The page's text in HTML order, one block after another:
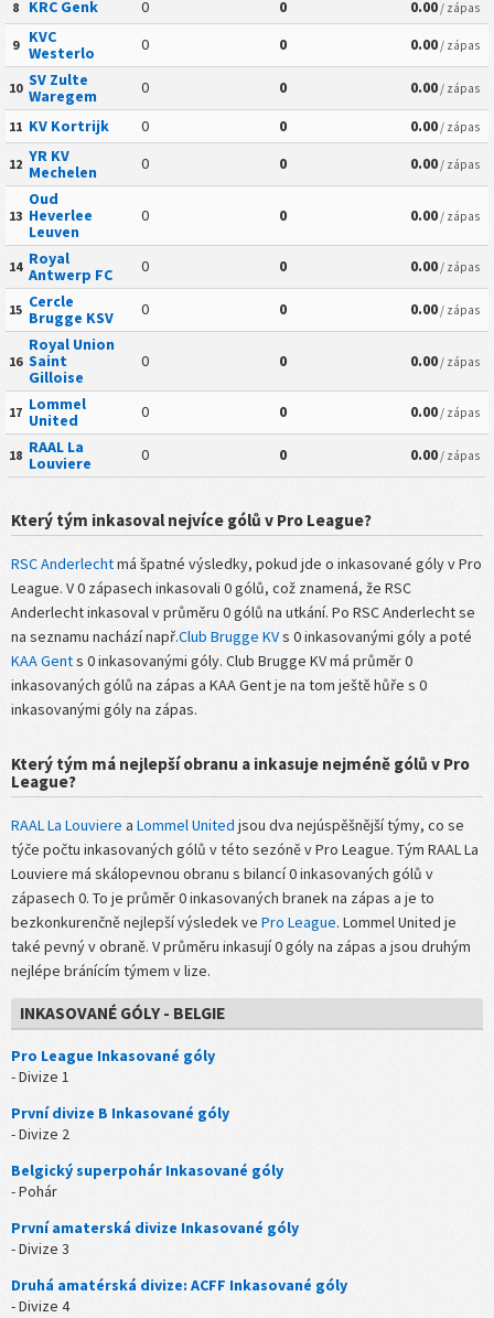
8 KRC Genk 0 0 0.00/ zápas
9
KVC
Westerlo
0 0 0.00/ zápas
10 SV Zulte
Waregem
0 0 0.00/ zápas
11 KV Kortrijk 0 0 0.00/ zápas
12 YR KV
Mechelen
0 0 0.00/ zápas
13
Oud
Heverlee
Leuven
0 0 0.00/ zápas
14 Royal
Antwerp FC
0 0 0.00/ zápas
15 Cercle
Brugge KSV
0 0 0.00/ zápas
16
Royal Union
Saint
Gilloise
0 0 0.00/ zápas
17 Lommel
United
0 0 0.00/ zápas
18 RAAL La
Louviere
0 0 0.00/ zápas
Který tým inkasoval nejvíce gólů v Pro League?
RSC Anderlechtmá špatné výsledky, pokud jde o inkasované góly v Pro
League. V 0 zápasech inkasovali 0 gólů, což znamená, že RSC
Anderlecht inkasoval v průměru 0 gólů na utkání. Po RSC Anderlecht se
na seznamu nachází např.Club Brugge KVs 0 inkasovanými góly a poté
KAA Gents 0 inkasovanými góly. Club Brugge KV má průměr 0
inkasovaných gólů na zápas a KAA Gent je na tom ještě hůře s 0
inkasovanými góly na zápas.
Který tým má nejlepší obranu a inkasuje nejméně gólů v Pro
League?
RAAL La Louviere a Lommel United jsou dva nejúspěšnější týmy, co se
týče počtu inkasovaných gólů v této sezóně v Pro League. Tým RAAL La
Louviere má skálopevnou obranu s bilancí 0 inkasovaných gólů v
zápasech 0. To je průměr 0 inkasovaných branek na zápas a je to
bezkonkurenčně nejlepší výsledek ve Pro League. Lommel United je
také pevný v obraně. V průměru inkasují 0 góly na zápas a jsou druhým
nejlépe bránícím týmem v lize.
INKASOVANÉ GÓLY - BELGIE
Pro League Inkasované góly
- Divize 1
První divize B Inkasované góly
- Divize 2
Belgický superpohár Inkasované góly
- Pohár
První amaterská divize Inkasované góly
- Divize 3
Druhá amatérská divize: ACFF Inkasované góly
- Divize 4